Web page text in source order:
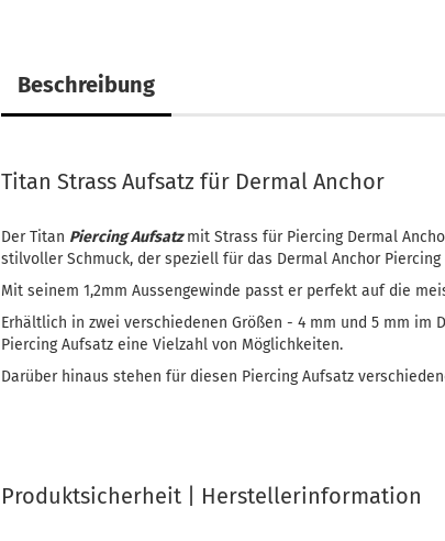
Beschreibung
Titan Strass Aufsatz für Dermal Anchor
Der Titan Piercing Aufsatzmit Strass für Piercing Dermal
stilvoller Schmuck, der speziell für das Dermal Anchor
Mit seinem 1,2mm Aussengewinde passt er perfekt auf die
Erhältlich in zwei verschiedenen Größen - 4 mm und 5 mm im
Piercing Aufsatz eine Vielzahl von Möglichkeiten.
Darüber hinaus stehen für diesen Piercing Aufsatz
Produktsicherheit | Herstellerinformation